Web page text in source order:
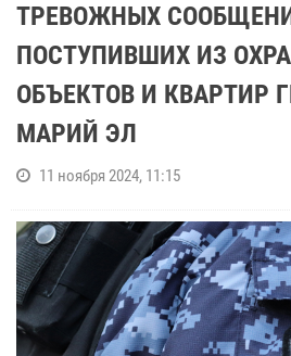
ТРЕВОЖНЫХ
ПОСТУПИВШИХ ИЗ
ОБЪЕКТОВ И КВАРТИР
МАРИЙ ЭЛ
11 ноября 2024, 11:15